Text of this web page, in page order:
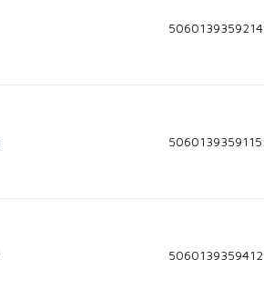
5060139359214
5060139359115
5060139359412